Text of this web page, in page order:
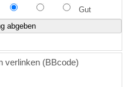
Gut
verlinken (BBcode)